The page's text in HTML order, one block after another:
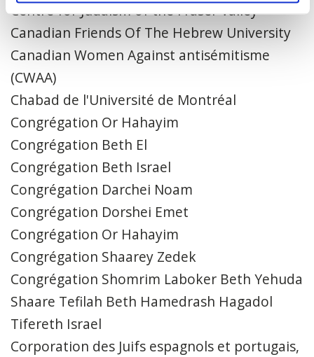
Centre for Judaism of the Fraser Valley
Canadian Friends Of The Hebrew University
Canadian Women Against antisémitisme
(CWAA)
Chabad de l'Université de Montréal
Congrégation Or Hahayim
Congrégation Beth El
Congrégation Beth Israel
Congrégation Darchei Noam
Congrégation Dorshei Emet
Congrégation Or Hahayim
Congrégation Shaarey Zedek
Congrégation Shomrim Laboker Beth Yehuda
Shaare Tefilah Beth Hamedrash Hagadol
Tifereth Israel
Corporation des Juifs espagnols et portugais,